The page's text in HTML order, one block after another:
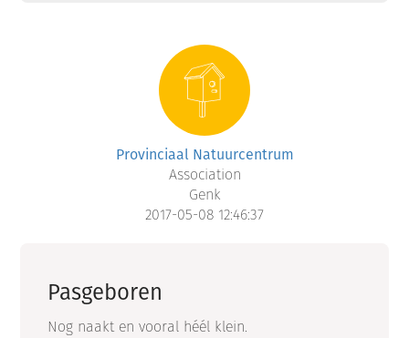
Provinciaal Natuurcentrum
Association
Genk
2017-05-08 12:46:37
Pasgeboren
Nog naakt en vooral héél klein.